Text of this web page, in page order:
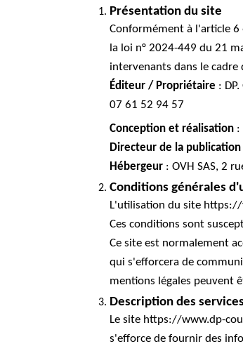
Présentation du site
Conformément à l'article 6
la loi n° 2024-449 du 21
intervenants dans le cadre
Éditeur / Propriétaire :
07 61 52 94 57
Conception et réalisation :
Directeur de la publication
Hébergeur : OVH SAS, 2
Conditions générales
L'utilisation du site
Ces conditions sont
Ce site est normalement
qui s'efforcera de
mentions légales peuvent
Description des
Le site https://www.dp-
s'efforce de fournir des